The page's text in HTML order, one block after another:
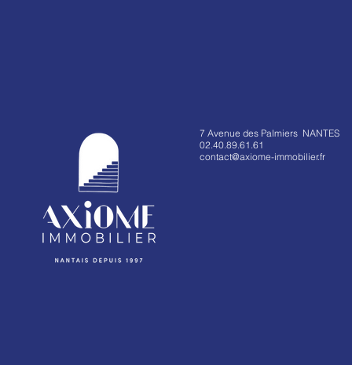
7 Avenue des Palmiers NANTES
02.40.89.61.61
contact@axiome-immobilier.fr